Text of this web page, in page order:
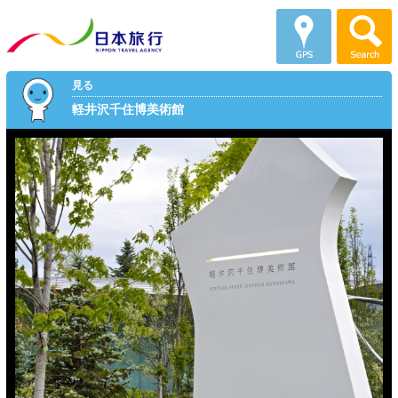
見る
軽井沢千住博美術館